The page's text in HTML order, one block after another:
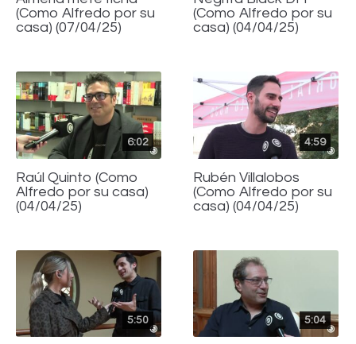
(Como Alfredo por su
casa) (07/04/25)
(Como Alfredo por su
casa) (04/04/25)
6:02
Raúl Quinto (Como
Alfredo por su casa)
(04/04/25)
4:59
Rubén Villalobos
(Como Alfredo por su
casa) (04/04/25)
5:50 5:04